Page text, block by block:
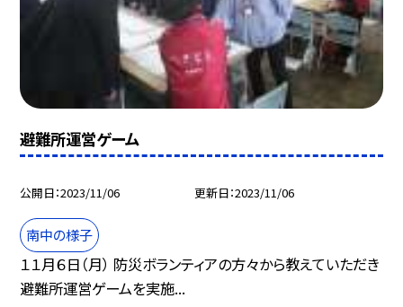
避難所運営ゲーム
公開日 2023/11/06 更新日 2023/11/06
南中の様子
１１月６日（月） 防災ボランティアの方々から教えていただき
避難所運営ゲームを実施...